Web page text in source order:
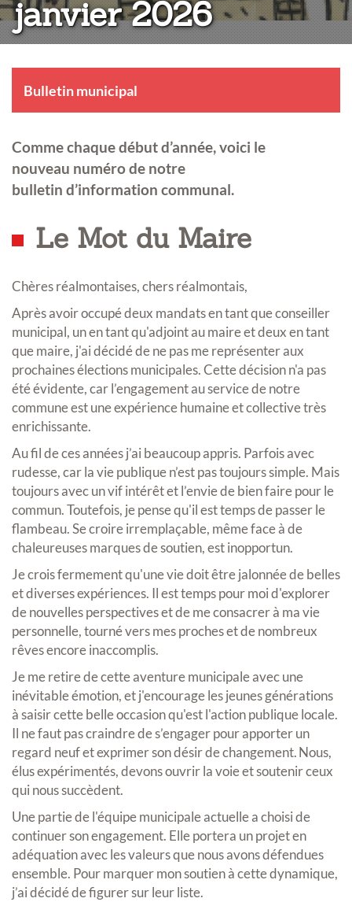
janvier 2026
Bulletin municipal
Comme chaque début d’année, voici le
nouveau numéro de notre
bulletin d’information communal.
Le Mot du Maire
Chères réalmontaises, chers réalmontais,
Après avoir occupé deux mandats en tant que conseiller
municipal, un en tant qu'adjoint au maire et deux en tant
que maire, j'ai décidé de ne pas me représenter aux
prochaines élections municipales. Cette décision n'a pas
été évidente, car l’engagement au service de notre
commune est une expérience humaine et collective très
enrichissante.
Au fil de ces années j’ai beaucoup appris. Parfois avec
rudesse, car la vie publique n’est pas toujours simple. Mais
toujours avec un vif intérêt et l’envie de bien faire pour le
commun. Toutefois, je pense qu'il est temps de passer le
flambeau. Se croire irremplaçable, même face à de
chaleureuses marques de soutien, est inopportun.
Je crois fermement qu'une vie doit être jalonnée de belles
et diverses expériences. Il est temps pour moi d'explorer
de nouvelles perspectives et de me consacrer à ma vie
personnelle, tourné vers mes proches et de nombreux
rêves encore inaccomplis.
Je me retire de cette aventure municipale avec une
inévitable émotion, et j'encourage les jeunes générations
à saisir cette belle occasion qu'est l'action publique locale.
Il ne faut pas craindre de s’engager pour apporter un
regard neuf et exprimer son désir de changement. Nous,
élus expérimentés, devons ouvrir la voie et soutenir ceux
qui nous succèdent.
Une partie de l'équipe municipale actuelle a choisi de
continuer son engagement. Elle portera un projet en
adéquation avec les valeurs que nous avons défendues
ensemble. Pour marquer mon soutien à cette dynamique,
j’ai décidé de figurer sur leur liste.